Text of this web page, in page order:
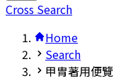
Cross Search
Home
Search
甲胄著用便覽